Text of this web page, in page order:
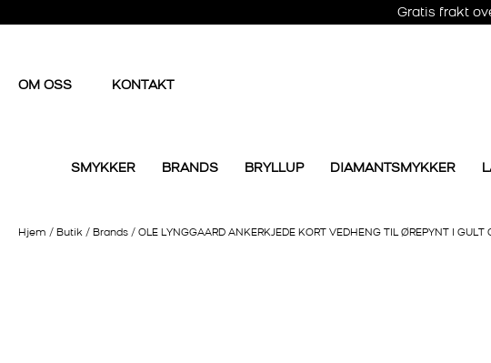
Gratis frakt
OM OSS KONTAKT
SMYKKER BRANDS BRYLLUP DIAMANTSMYKKER
Hjem / Butik / Brands / OLE LYNGGAARD ANKERKJEDE KORT VEDHENG TIL ØREPYNT I GULT